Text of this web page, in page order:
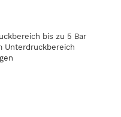
bis zu 5 Bar
Unterdruckbereich